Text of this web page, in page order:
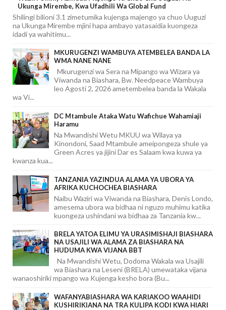
Ukunga Mirembe, Kwa Ufadhili Wa Global Fund
Shilingi bilioni 3.1 zimetumika kujenga majengo ya chuo Uuguzi
na Ukunga Mirembe mjini hapa ambayo yatasaidia kuongeza
idadi ya wahitimu...
MKURUGENZI WAMBUYA ATEMBELEA BANDA LA
WMA NANE NANE
Mkurugenzi wa Sera na Mipango wa Wizara ya
Viwanda na Biashara, Bw. Needpeace Wambuya
leo Agosti 2, 2026 ametembelea banda la Wakala
wa Vi...
DC Mtambule Ataka Watu Wafichue Wahamiaji
Haramu
Na Mwandishi Wetu MKUU wa Wilaya ya
Kinondoni, Saad Mtambule ameipongeza shule ya
Green Acres ya jijini Dar es Salaam kwa kuwa ya
kwanza kua...
TANZANIA YAZINDUA ALAMA YA UBORA YA
AFRIKA KUCHOCHEA BIASHARA
Naibu Waziri wa Viwanda na Biashara, Denis Londo,
amesema ubora wa bidhaa ni nguzo muhimu katika
kuongeza ushindani wa bidhaa za Tanzania kw...
BRELA YATOA ELIMU YA URASIMISHAJI BIASHARA
NA USAJILI WA ALAMA ZA BIASHARA NA
HUDUMA KWA VIJANA BBT
Na Mwandishi Wetu, Dodoma Wakala wa Usajili
wa Biashara na Leseni (BRELA) umewataka vijana
wanaoshiriki mpango wa Kujenga kesho bora (Bu...
WAFANYABIASHARA WA KARIAKOO WAAHIDI
KUSHIRIKIANA NA TRA KULIPA KODI KWA HIARI